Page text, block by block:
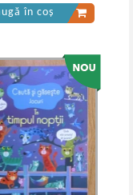
Baum - Vrajitorul din Oz
IN STOC
13,00Lei9,10Lei
în coș